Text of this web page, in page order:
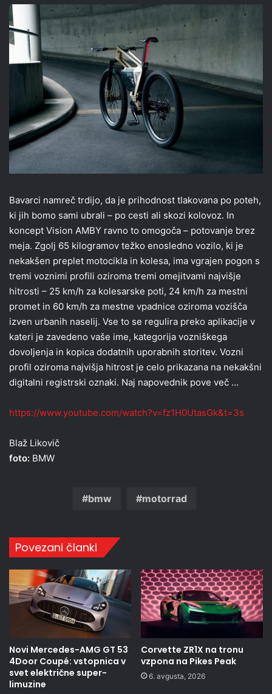
Bavarci namreč trdijo, da je prihodnost tlakovana po poteh,
ki jih bomo sami ubrali – po cesti ali skozi kolovoz. In
koncept Vision AMBY ravno to omogoča – potovanje brez
meja. Zgolj 65 kilogramov težko enosledno vozilo, ki je
nekakšen preplet motocikla in kolesa, ima vgrajen pogon s
tremi voznimi profili oziroma tremi omejitvami najvišje
hitrosti – 25 km/h za kolesarske poti, 24 km/h za mestni
promet in 60 km/h za mestne vpadnice oziroma vozišča
izven urbanih naselij. Vse to se regulira preko aplikacije v
kateri je zavedeno vaše ime, kategorija vozniškega
dovoljenja in kopica dodatnih uporabnih storitev. Vozni
profil oziroma najvišja hitrost je celo prikazana na nekakšni
digitalni registrski oznaki. Naj napovednik pove več …
https://www.youtube.com/watch?v=fz1H0UtasGk&t=3s
Blaž Likovič
foto: BMW
bmw motorrad
Povezani članki
Novi Mercedes-AMG GT 53
4Door Coupé: vstopnica v
svet električne super-
limuzine
Corvette ZR1X na tronu
vzpona na Pikes Peak
6. avgusta, 2026